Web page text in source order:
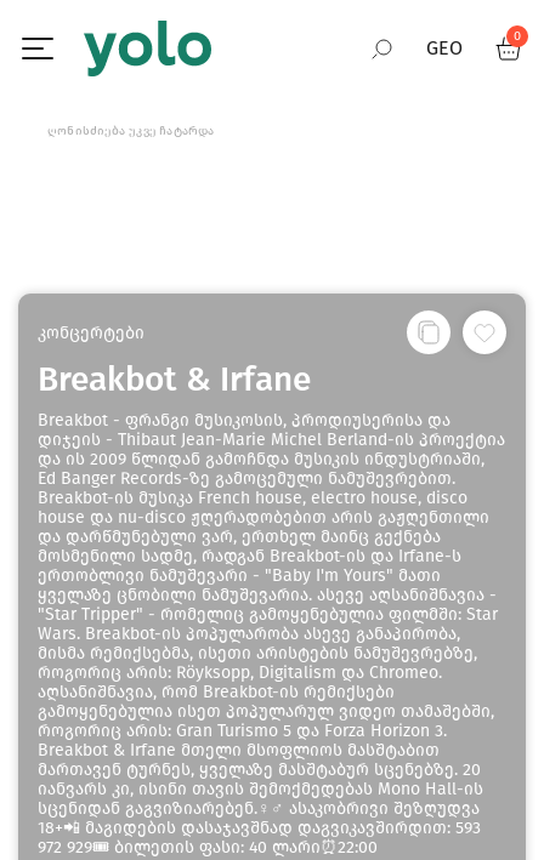
GEO
0
ᲦᲝᲜᲘᲡᲫᲘᲔᲑᲐ ᲣᲙᲕᲔ ᲩᲐᲢᲐᲠᲓᲐ
კონცერტები
Breakbot & Irfane
Breakbot - ფრანგი მუსიკოსის, პროდიუსერისა და
დიჯეის - Thibaut Jean-Marie Michel Berland-ის პროექტია
და ის 2009 წლიდან გამოჩნდა მუსიკის ინდუსტრიაში,
Ed Banger Records-ზე გამოცემული ნამუშევრებით.
Breakbot-ის მუსიკა French house, electro house, disco
house და nu-disco ჟღერადობებით არის გაჟღენთილი
და დარწმუნებული ვარ, ერთხელ მაინც გექნება
მოსმენილი სადმე, რადგან Breakbot-ის და Irfane-ს
ერთობლივი ნამუშევარი - "Baby I'm Yours" მათი
ყველაზე ცნობილი ნამუშევარია. ასევე აღსანიშნავია -
"Star Tripper" - რომელიც გამოყენებულია ფილმში: Star
Wars. Breakbot-ის პოპულარობა ასევე განაპირობა,
მისმა რემიქსებმა, ისეთი არისტების ნამუშევრებზე,
როგორიც არის: Röyksopp, Digitalism და Chromeo.
აღსანიშნავია, რომ Breakbot-ის რემიქსები
გამოყენებულია ისეთ პოპულარულ ვიდეო თამაშებში,
როგორიც არის: Gran Turismo 5 და Forza Horizon 3.
Breakbot & Irfane მთელი მსოფლიოს მასშტაბით
მართავენ ტურნეს, ყველაზე მასშტაბურ სცენებზე. 20
იანვარს კი, ისინი თავის შემოქმედებას Mono Hall-ის
სცენიდან გაგვიზიარებენ.♀♂ ასაკობრივი შეზღუდვა
18+📲 მაგიდების დასაჯავშნად დაგვიკავშირდით: 593
972 929🎟 ბილეთის ფასი: 40 ლარი⏰22:00